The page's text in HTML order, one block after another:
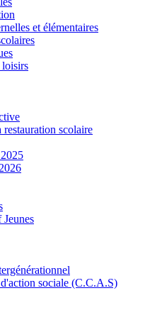
et élémentaires
loisirs
restauration scolaire
sociale (C.C.A.S)